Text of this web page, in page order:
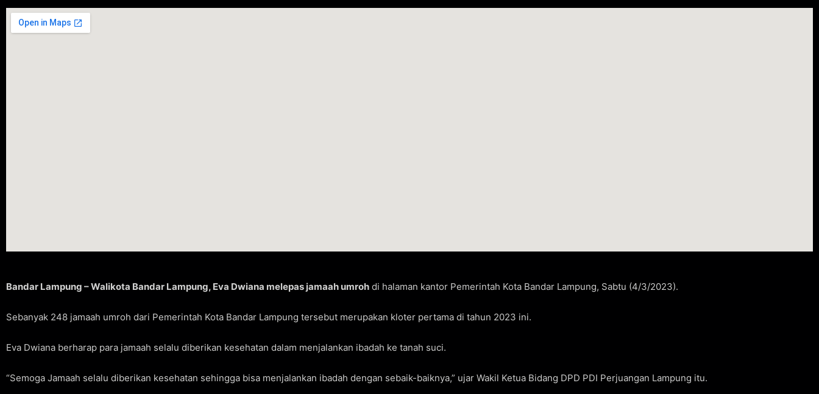
Bandar Lampung – Walikota Bandar Lampung, Eva Dwiana melepas jamaah umroh di halaman kantor Pemerintah Kota Bandar Lampung, Sabtu (4/3/2023).
Sebanyak 248 jamaah umroh dari Pemerintah Kota Bandar Lampung tersebut merupakan kloter pertama di tahun 2023 ini.
Eva Dwiana berharap para jamaah selalu diberikan kesehatan dalam menjalankan ibadah ke tanah suci.
“Semoga Jamaah selalu diberikan kesehatan sehingga bisa menjalankan ibadah dengan sebaik-baiknya,” ujar Wakil Ketua Bidang DPD PDI Perjuangan Lampung itu.